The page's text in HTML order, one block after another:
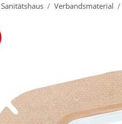
Sanitätshaus Verbandsmaterial